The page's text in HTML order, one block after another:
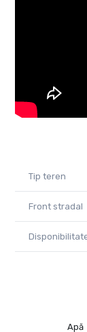
Tip teren
Front stradal
Apă